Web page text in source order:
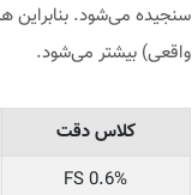
سنجیده می‌شود.
واقعی) بیشتر می‌شود.
کلاس دقت
0.6% FS